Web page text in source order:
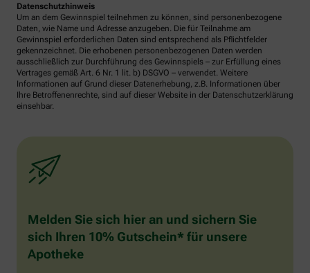
Datenschutzhinweis
Um an dem Gewinnspiel teilnehmen zu können, sind personenbezogene
Daten, wie Name und Adresse anzugeben. Die für Teilnahme am
Gewinnspiel erforderlichen Daten sind entsprechend als Pflichtfelder
gekennzeichnet. Die erhobenen personenbezogenen Daten werden
ausschließlich zur Durchführung des Gewinnspiels – zur Erfüllung eines
Vertrages gemäß Art. 6 Nr. 1 lit. b) DSGVO – verwendet. Weitere
Informationen auf Grund dieser Datenerhebung, z.B. Informationen über
Ihre Betroffenenrechte, sind auf dieser Website in der Datenschutzerklärung
einsehbar.
Melden Sie sich hier an und sichern Sie
sich Ihren 10% Gutschein* für unsere
Apotheke